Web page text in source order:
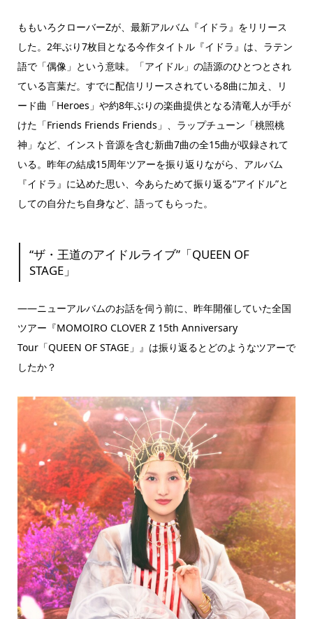
ももいろクローバーZが、最新アルバム『イドラ』をリリース
した。2年ぶり7枚目となる今作タイトル『イドラ』は、ラテン
語で「偶像」という意味。「アイドル」の語源のひとつとされ
ている言葉だ。すでに配信リリースされている8曲に加え、リ
ード曲「Heroes」や約8年ぶりの楽曲提供となる清竜人が手が
けた「Friends Friends Friends」、ラップチューン「桃照桃
神」など、インスト音源を含む新曲7曲の全15曲が収録されて
いる。昨年の結成15周年ツアーを振り返りながら、アルバム
『イドラ』に込めた思い、今あらためて振り返る“アイドル”と
しての自分たち自身など、語ってもらった。
“ザ・王道のアイドルライブ”「QUEEN OF
STAGE」
――ニューアルバムのお話を伺う前に、昨年開催していた全国
ツアー『MOMOIRO CLOVER Z 15th Anniversary
Tour「QUEEN OF STAGE」』は振り返るとどのようなツアーで
したか？